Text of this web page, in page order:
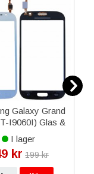
Galaxy Grand
I9060I) Glas &
- Vit
I lager
kr 199 kr